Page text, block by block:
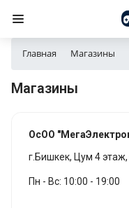
Главная Магазины
Магазины
ОсОО
г.Бишкек, Цум 4
Пн - Вс: 10:00 - 19:00